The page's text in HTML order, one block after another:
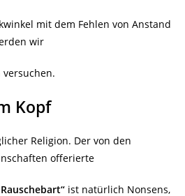
mit dem Fehlen von Anstand
wir
Kopf
Religion. Der von den
offerierte
ist natürlich Nonsens,